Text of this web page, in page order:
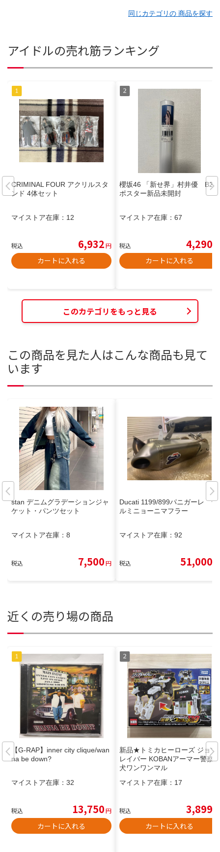
同じカテゴリの 商品を探す
アイドルの売れ筋ランキング
CRIMINAL FOUR アクリルスタ
ンド 4体セット
マイストア在庫： 12
税込 6,932円
カートに入れる
櫻坂46 「新せ界」村井優 B2
ポスター新品未開封
マイストア在庫： 67
税込 4,290
カートに入れる
このカテゴリをもっと見る
この商品を見た人はこんな商品も見て
います
stan デニムグラデーションジャ
ケット・パンツセット
マイストア在庫： 8
税込 7,500円
Ducati 1199/899パニガーレ テ
ルミニョーニマフラー
マイストア在庫： 92
税込 51,000
近くの売り場の商品
【G-RAP】inner city clique/wan
na be down?
マイストア在庫： 32
税込 13,750円
カートに入れる
新品★トミカヒーローズ ジョブ
レイバー KOBANアーマー警察
犬ワンワンマル
マイストア在庫： 17
税込 3,899
カートに入れる